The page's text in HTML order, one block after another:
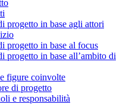
progetto in base agli attori
progetto in base al focus
progetto in base all’ambito di
figure coinvolte
di progetto
e responsabilità